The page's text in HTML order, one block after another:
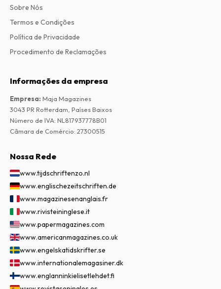
Sobre Nós
Termos e Condições
Política de Privacidade
Procedimento de Reclamações
Informações da empresa
Empresa: Maja Magazines
3043 PR Rotterdam, Países Baixos
Número de IVA: NL817937778B01
Câmara de Comércio: 27300515
Nossa Rede
www.tijdschriftenzo.nl
www.englischezeitschriften.de
www.magazinesenanglais.fr
www.rivisteininglese.it
www.papermagazines.com
www.americanmagazines.co.uk
www.engelskatidskrifter.se
www.internationalemagasiner.dk
www.englanninkielisetlehdet.fi